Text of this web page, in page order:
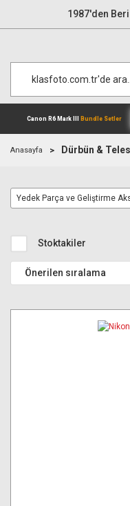
1987'den
Canon R6 Mark
Anasayfa Dürbün &
Yedek Parça ve Geliştirme
Stoktakiler